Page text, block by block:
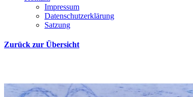
Impressum
Datenschutzerklärung
Satzung
Zurück zur Übersicht